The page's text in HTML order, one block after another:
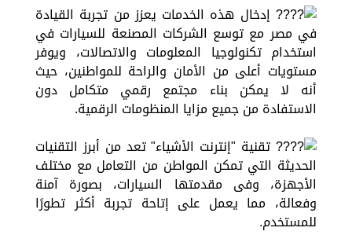
إدخال هذه الخدمات يعزز من تجربة القيادة
في مصر مع توسع الشركات المصنعة للسيارات في
استخدام تكنولوجيا المعلومات والاتصالات، ويوفر
مستويات أعلى من الأمان والراحة للمواطنين، حيث
أنه لا يمكن بناء مجتمع رقمي متكامل دون
الاستفادة من جميع مزايا المنظومات الرقمية.
تقنية "إنترنت الأشياء" تعد من أبرز التقنيات
الحديثة التي تمكن المواطن من التعامل مع مختلف
الأجهزة، وفى مقدمتها السيارات، بصورة آمنة
وفعالة، مما يعمل على إتاحة تجربة أكثر تطورًا
للمستخدم.